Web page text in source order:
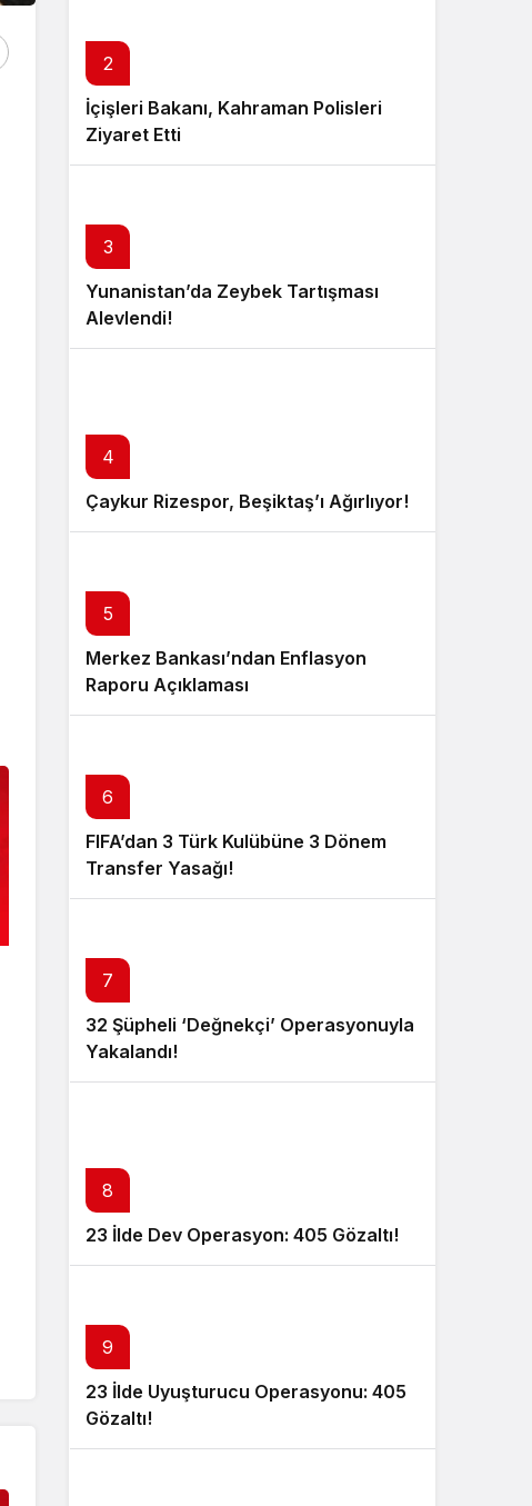
2
İçişleri Bakanı, Kahraman Polisleri
Ziyaret Etti
3
Yunanistan’da Zeybek Tartışması
Alevlendi!
4
Çaykur Rizespor, Beşiktaş’ı Ağırlıyor!
5
Merkez Bankası’ndan Enflasyon
Raporu Açıklaması
6
FIFA’dan 3 Türk Kulübüne 3 Dönem
Transfer Yasağı!
7
32 Şüpheli ‘Değnekçi’ Operasyonuyla
Yakalandı!
8
23 İlde Dev Operasyon: 405 Gözaltı!
9
23 İlde Uyuşturucu Operasyonu: 405
Gözaltı!